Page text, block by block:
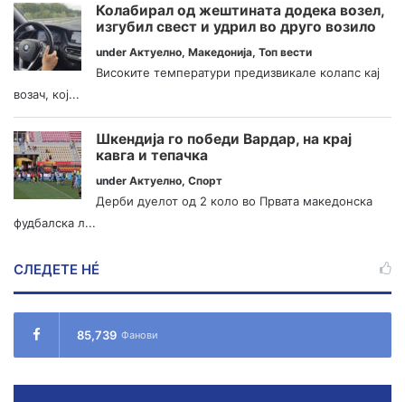
Колабирал од жештината додека возел,
изгубил свест и удрил во друго возило
under Актуелно, Македонија, Топ вести
Високите температури предизвикале колапс кај
возач, кој...
Шкендија го победи Вардар, на крај
кавга и тепачка
under Актуелно, Спорт
Дерби дуелот од 2 коло во Првата македонска
фудбалска л...
СЛЕДЕТЕ НÉ
85,739 Фанови